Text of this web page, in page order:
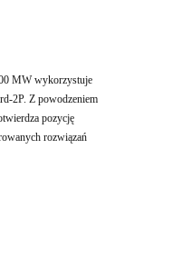
MW wykorzystuje
2P. Z powodzeniem
pozycję
rozwiązań